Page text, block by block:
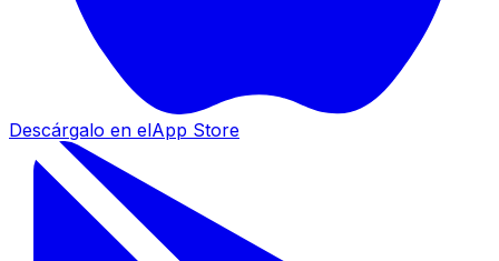
Descárgalo en elApp Store